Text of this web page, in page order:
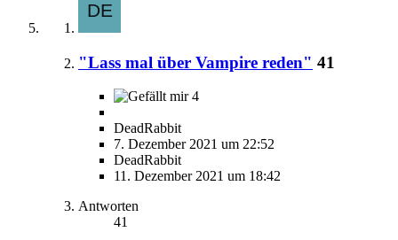
"Lass mal über Vampire reden" 41
4
DeadRabbit
7. Dezember 2021 um 22:52
DeadRabbit
11. Dezember 2021 um 18:42
Antworten
41